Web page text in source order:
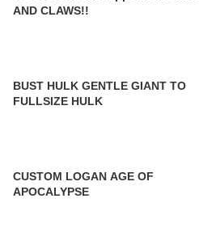
AND CLAWS!!
BUST HULK GENTLE GIANT TO
FULLSIZE HULK
CUSTOM LOGAN AGE OF
APOCALYPSE